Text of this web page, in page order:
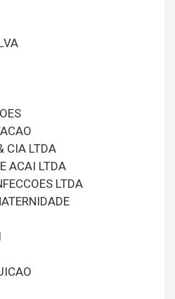
CIA LTDA
ACAI LTDA
LTDA